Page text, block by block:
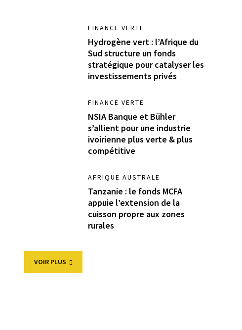
FINANCE VERTE
Hydrogène vert : l’Afrique du
Sud structure un fonds
stratégique pour catalyser les
investissements privés
FINANCE VERTE
NSIA Banque et Bühler
s’allient pour une industrie
ivoirienne plus verte & plus
compétitive
AFRIQUE AUSTRALE
Tanzanie : le fonds MCFA
appuie l’extension de la
cuisson propre aux zones
rurales
VOIR PLUS